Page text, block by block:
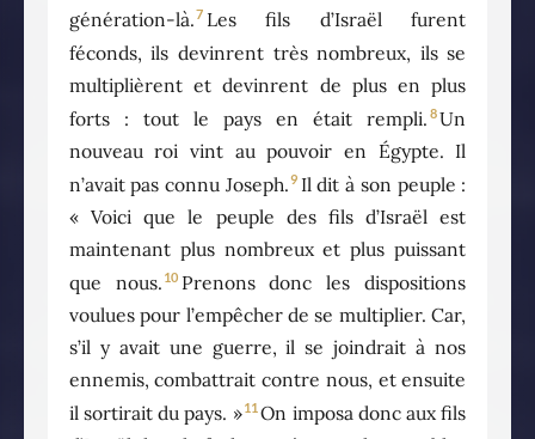
génération-là.7 Les fils d’Israël furent
féconds, ils devinrent très nombreux, ils se
multiplièrent et devinrent de plus en plus
forts : tout le pays en était rempli. 8Un
nouveau roi vint au pouvoir en Égypte. Il
n’avait pas connu Joseph.9 Il dit à son peuple :
« Voici que le peuple des fils d’Israël est
maintenant plus nombreux et plus puissant
que nous. 10 Prenons donc les dispositions
voulues pour l’empêcher de se multiplier. Car,
s’il y avait une guerre, il se joindrait à nos
ennemis, combattrait contre nous, et ensuite
il sortirait du pays. »11 On imposa donc aux fils